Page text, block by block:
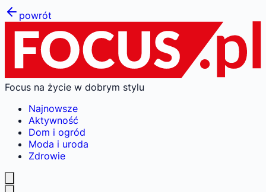
powrót
Focus na życie w dobrym stylu
Najnowsze
Aktywność
Dom i ogród
Moda i uroda
Zdrowie